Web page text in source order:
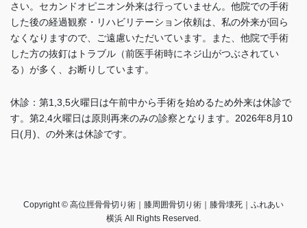
さい。セカンドオピニオン外来は行っていません。他院での手術
した後の経過観察・リハビリテーション依頼は、私の外来が回ら
なくなりますので、ご遠慮いただいています。また、他院で手術
した方の抜釘はトラブル（前医手術時にネジ山がつぶされてい
る）が多く、お断りしています。
休診：第1,3,5火曜日は午前中から手術を始めるため外来は休診で
す。 第2,4火曜日は原則再来のみの診察となります。2026年8月10
日(月)、の外来は休診です。
Copyright © 高位脛骨骨切り術｜膝周囲骨切り術｜膝骨壊死｜ふれあい
横浜 All Rights Reserved.